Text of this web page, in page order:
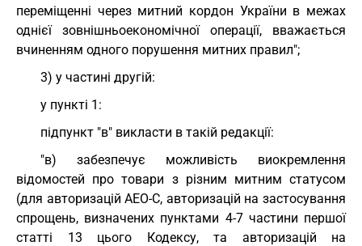
переміщенні через митний кордон України в межах
однієї зовнішньоекономічної операції, вважається
вчиненням одного порушення митних правил";
3) у частині другій:
у пункті 1:
підпункт "в" викласти в такій редакції:
"в) забезпечує можливість виокремлення
відомостей про товари з різним митним статусом
(для авторизацій АЕО-С, авторизацій на застосування
спрощень, визначених пунктами 4-7 частини першої
статті 13 цього Кодексу, та авторизацій на